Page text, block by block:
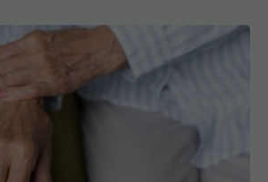
ar putea schimba
după AVC